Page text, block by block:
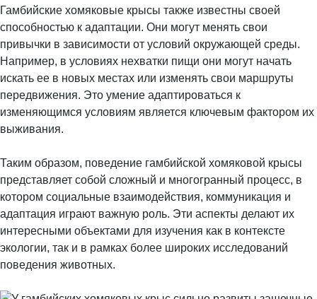
Гамбийские хомяковые крысы также известны своей
способностью к адаптации. Они могут менять свои
привычки в зависимости от условий окружающей среды.
Например, в условиях нехватки пищи они могут начать
искать ее в новых местах или изменять свои маршруты
передвижения. Это умение адаптироваться к
изменяющимся условиям является ключевым фактором их
выживания.
Таким образом, поведение гамбийской хомяковой крысы
представляет собой сложный и многогранный процесс, в
котором социальные взаимодействия, коммуникация и
адаптация играют важную роль. Эти аспекты делают их
интересными объектами для изучения как в контексте
экологии, так и в рамках более широких исследований
поведения животных.